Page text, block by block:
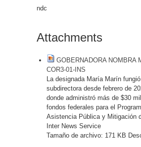
ndc
Attachments
GOBERNADORA NOMBRA
COR3-01-INS
La designada María Marín
subdirectora desde febrero de
donde administró más de $30
fondos federales para el
Asistencia Pública y Mitigación
Inter News Service
Tamaño de archivo: 171 KB